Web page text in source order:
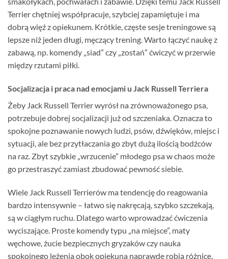
Terrier chętniej współpracuje, szybciej zapamiętuje i ma
dobrą więź z opiekunem. Krótkie, częste sesje treningowe są
lepsze niż jeden długi, męczący trening. Warto łączyć naukę z
zabawą, np. komendy „siad” czy „zostań” ćwiczyć w przerwie
między rzutami piłki.
Socjalizacja i praca nad emocjami u Jack Russell Terriera
Żeby Jack Russell Terrier wyrósł na zrównoważonego psa,
potrzebuje dobrej socjalizacji już od szczeniaka. Oznacza to
spokojne poznawanie nowych ludzi, psów, dźwięków, miejsc i
sytuacji, ale bez przytłaczania go zbyt dużą ilością bodźców
na raz. Zbyt szybkie „wrzucenie” młodego psa w chaos może
go przestraszyć zamiast zbudować pewność siebie.
Wiele Jack Russell Terrierów ma tendencję do reagowania
bardzo intensywnie – łatwo się nakręcają, szybko szczekają,
są w ciągłym ruchu. Dlatego warto wprowadzać ćwiczenia
wyciszające. Proste komendy typu „na miejsce”, maty
węchowe, żucie bezpiecznych gryzaków czy nauka
spokojnego leżenia obok opiekuna naprawdę robią różnicę.